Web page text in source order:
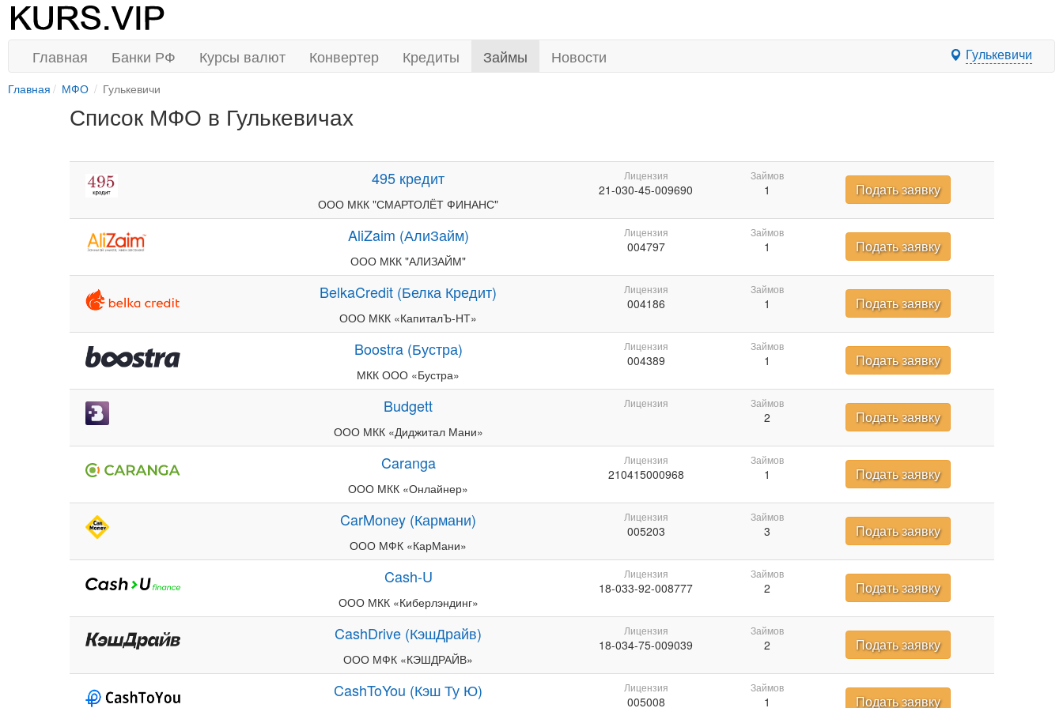
Главная Банки РФ Курсы валют Конвертер Кредиты Займы Новости Гулькевичи
Главная МФО Гулькевичи
Список МФО в Гулькевичах
495 кредит
ООО МКК "СМАРТОЛЁТ ФИНАНС"
Лицензия
21-030-45-009690
Займов
1 Подать заявку
AliZaim (АлиЗайм)
ООО МКК "АЛИЗАЙМ"
Лицензия
004797
Займов
1 Подать заявку
BelkaCredit (Белка Кредит)
ООО МКК «КапиталЪ-НТ»
Лицензия
004186
Займов
1 Подать заявку
Boostra (Бустра)
МКК ООО «Бустра»
Лицензия
004389
Займов
1 Подать заявку
Budgett
ООО МКК «Диджитал Мани»
Лицензия Займов
2 Подать заявку
Caranga
ООО МКК «Онлайнер»
Лицензия
210415000968
Займов
1 Подать заявку
CarMoney (Кармани)
ООО МФК «КарМани»
Лицензия
005203
Займов
3 Подать заявку
Cash-U
ООО МКК «Киберлэндинг»
Лицензия
18-033-92-008777
Займов
2 Подать заявку
CashDrive (КэшДрайв)
ООО МФК «КЭШДРАЙВ»
Лицензия
18-034-75-009039
Займов
2 Подать заявку
CashToYou (Кэш Ту Ю) Лицензия
005008
Займов
1 Подать заявку